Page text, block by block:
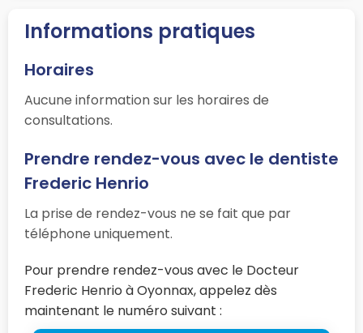
Informations pratiques
Horaires
Aucune information sur les horaires de
consultations.
Prendre rendez-vous avec le dentiste
Frederic Henrio
La prise de rendez-vous ne se fait que par
téléphone uniquement.
Pour prendre rendez-vous avec le Docteur
Frederic Henrio à Oyonnax, appelez dès
maintenant le numéro suivant :